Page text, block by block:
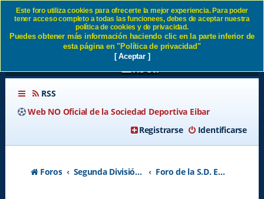
Eibar 1 - 1 Real Unión
Merecimos algo más SD
Eibar
RSS
Web NO Oficial de la Sociedad Deportiva Eibar
Identificarse
Registrarse
Foros Segunda División A - Temporada 2026-2027 Foro de la S.D. Eibar
Este foro utiliza cookies para ofrecerte la mejor experiencia. Para poder
tener acceso completo a todas las funcionees, debes de aceptar nuestra
política de cookies y de privacidad.
Puedes obtener más información haciendo clic en la parte inferior de
esta página en "Política de privacidad"
[ Aceptar ]